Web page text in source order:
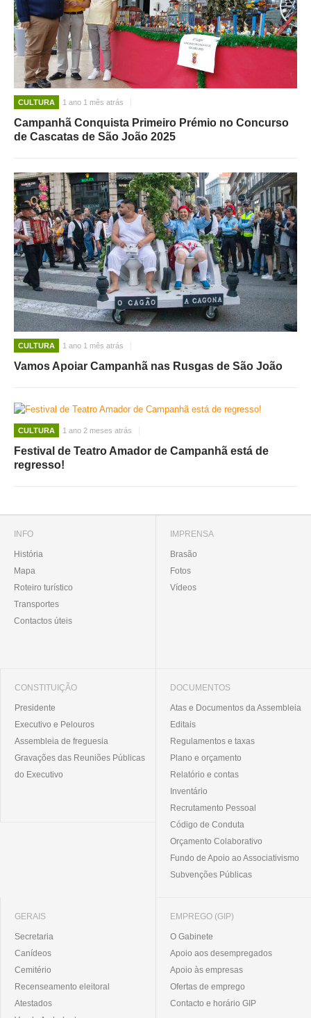
CULTURA 1 ano 1 mês atrás
Campanhã Conquista Primeiro Prémio no Concurso
de Cascatas de São João 2025
CULTURA 1 ano 1 mês atrás
Vamos Apoiar Campanhã nas Rusgas de São João
CULTURA 1 ano 2 meses atrás
Festival de Teatro Amador de Campanhã está de
regresso!
INFO
História
Mapa
Roteiro turístico
Transportes
Contactos úteis
IMPRENSA
Brasão
Fotos
Vídeos
CONSTITUIÇÃO
Presidente
Executivo e Pelouros
Assembleia de freguesia
Gravações das Reuniões Públicas
do Executivo
DOCUMENTOS
Atas e Documentos da Assembleia
Editais
Regulamentos e taxas
Plano e orçamento
Relatório e contas
Inventário
Recrutamento Pessoal
Código de Conduta
Orçamento Colaborativo
Fundo de Apoio ao Associativismo
Subvenções Públicas
GERAIS
Secretaria
Canídeos
Cemitério
Recenseamento eleitoral
Atestados
EMPREGO (GIP)
O Gabinete
Apoio aos desempregados
Apoio às empresas
Ofertas de emprego
Contacto e horário GIP